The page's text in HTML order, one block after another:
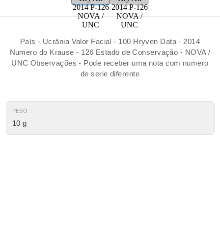
País - Ucrânia Valor Facial - 100 Hryven Data - 2014
Numero do Krause - 126 Estado de Conservação - NOVA /
UNC Observações - Pode receber uma nota com numero
de serie diferente
PESO
10 g